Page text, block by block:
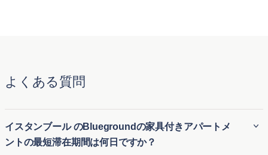
よくある質問
イスタンブール のBluegroundの家具付きアパートメ
ントの最短滞在期間は何日ですか？